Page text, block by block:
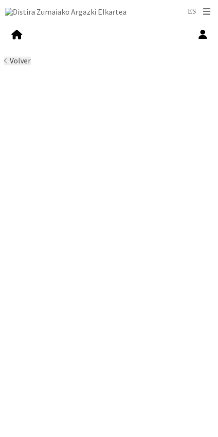
Volver